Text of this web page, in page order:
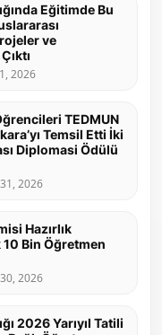
Eğitimde Bu
ve
2026
TEDMUN
Temsil Etti İki
Diplomasi Ödülü
2026
Hazırlık
Bin Öğretmen
2026
2026 Yarıyıl Tatili